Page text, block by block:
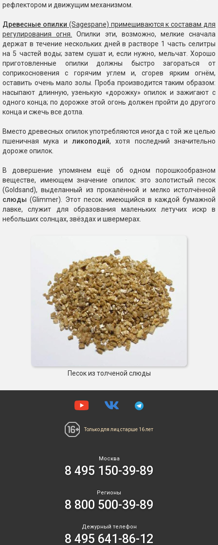
рефлектором и движущим механизмом.
Древесные опилки (Sagespane) примешиваются к составам для
регулирования огня.
Опилки эти, возможно, мелкие сначала
держат в течение нескольких дней в растворе 1 часть селитры
на 5 частей воды; затем сушат и, если нужно, мельчат. Хорошо
приготовленные опилки должны быстро загораться от
соприкосновения с горячим углем и, сгорев ярким огнём,
оставить очень мало золы. Проба производится таким образом:
насыпают длинную, узенькую «дорожку» опилок и зажигают с
одного конца; по дорожке этой огонь должен пройти до другого
конца и сжечь все дотла.
Вместо древесных опилок употребляются иногда с той же целью
пшеничная мука и ликоподий, хотя последний значительно
дороже опилок.
В довершение упомянем ещё об одном порошкообразном
веществе, имеющем значение опилок: это золотистый песок
(Goldsand), выделанный из прокалённой и мелко истолчённой
слюды (Glimmer). Этот песок. имеющийся в каждой бумажной
лавке, служит для образования маленьких летучих искр в
небольших солнцах, звёздах и швермерах.
Песок из толченой слюды
Только для лицстарше 16 лет
Москва
8 495 150-39-89
Регионы
8 800 500-39-89
Дежурный телефон
8 495 641-86-12